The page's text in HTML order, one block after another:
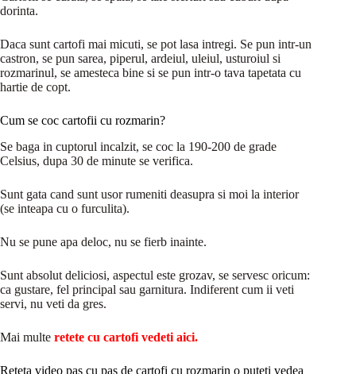
dorinta.
Daca sunt cartofi mai micuti, se pot lasa intregi. Se pun intr-un
castron, se pun sarea, piperul, ardeiul, uleiul, usturoiul si
rozmarinul, se amesteca bine si se pun intr-o tava tapetata cu
hartie de copt.
Cum se coc cartofii cu rozmarin?
Se baga in cuptorul incalzit, se coc la 190-200 de grade
Celsius, dupa 30 de minute se verifica.
Sunt gata cand sunt usor rumeniti deasupra si moi la interior
(se inteapa cu o furculita).
Nu se pune apa deloc, nu se fierb inainte.
Sunt absolut deliciosi, aspectul este grozav, se servesc oricum:
ca gustare, fel principal sau garnitura. Indiferent cum ii veti
servi, nu veti da gres.
Mai multe retete cu cartofi vedeti aici.
Reteta video pas cu pas de cartofi cu rozmarin o puteti vedea